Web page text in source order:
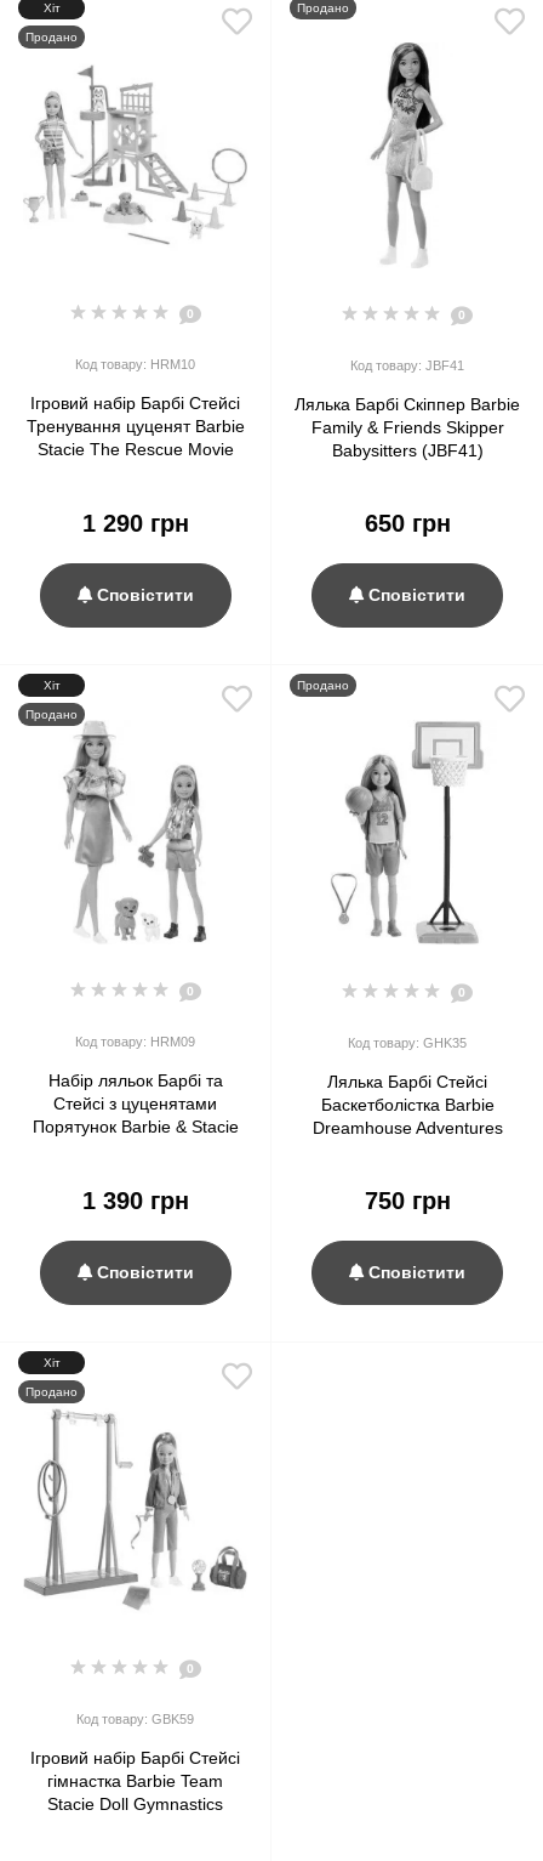
Хіт
Продано
0
Код товару: HRM10
Ігровий набір Барбі Стейсі
Тренування цуценят Barbie
Stacie The Rescue Movie
1 290 грн
Сповістити
Продано
0
Код товару: JBF41
Лялька Барбі Скіппер Barbie
Family & Friends Skipper
Babysitters (JBF41)
650 грн
Сповістити
Хіт
Продано
0
Код товару: HRM09
Набір ляльок Барбі та
Стейсі з цуценятами
Порятунок Barbie & Stacie
1 390 грн
Сповістити
Продано
0
Код товару: GHK35
Лялька Барбі Стейсі
Баскетболістка Barbie
Dreamhouse Adventures
750 грн
Сповістити
Хіт
Продано
0
Код товару: GBK59
Ігровий набір Барбі Стейсі
гімнастка Barbie Team
Stacie Doll Gymnastics